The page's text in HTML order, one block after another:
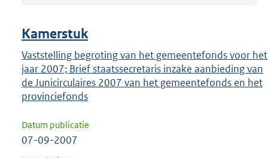
uw
keuze
te
bevestigen.
Kamerstuk
Vaststelling begroting van het gemeentefonds voor het
jaar 2007; Brief staatssecretaris inzake aanbieding van
de Junicirculaires 2007 van het gemeentefonds en het
provinciefonds
Datum publicatie
07-09-2007